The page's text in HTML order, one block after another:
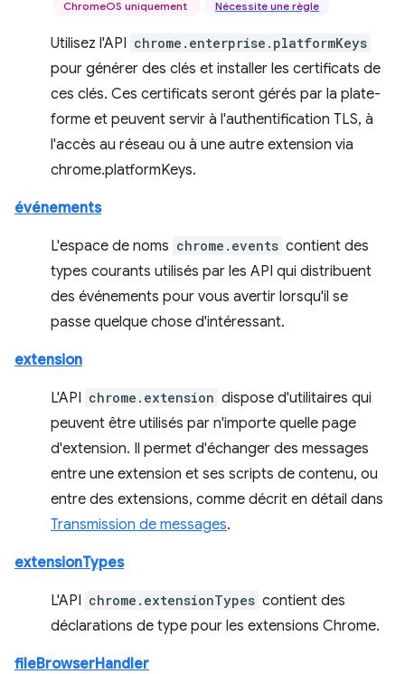
ChromeOS uniquement Nécessite une règle
Utilisez l'API chrome.enterprise.platformKeys
pour générer des clés et installer les certificats de
ces clés. Ces certificats seront gérés par la plate-
forme et peuvent servir à l'authentification TLS, à
l'accès au réseau ou à une autre extension via
chrome.platformKeys.
événements
L'espace de noms chrome.events contient des
types courants utilisés par les API qui distribuent
des événements pour vous avertir lorsqu'il se
passe quelque chose d'intéressant.
extension
L'API chrome.extension dispose d'utilitaires qui
peuvent être utilisés par n'importe quelle page
d'extension. Il permet d'échanger des messages
entre une extension et ses scripts de contenu, ou
entre des extensions, comme décrit en détail dans
Transmission de messages.
extensionTypes
L'API chrome.extensionTypes contient des
déclarations de type pour les extensions Chrome.
fileBrowserHandler